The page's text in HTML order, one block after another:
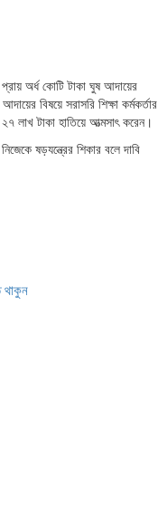
অর্ধ কোটি টাকা ঘুষ আদায়ের
বিষয়ে সরাসরি শিক্ষা কর্মকর্তার
লাখ টাকা হাতিয়ে আত্মসাৎ করেন।
ষড়যন্ত্রের শিকার বলে দাবি
থাকুন